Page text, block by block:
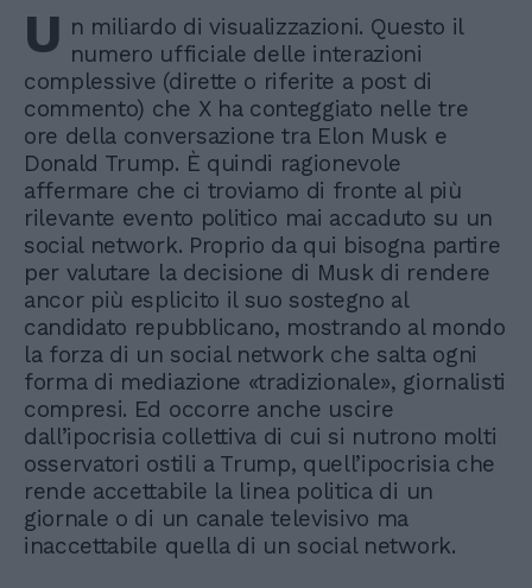
U n miliardo di visualizzazioni. Questo il
numero ufficiale delle interazioni
complessive (dirette o riferite a post di
commento) che X ha conteggiato nelle tre
ore della conversazione tra Elon Musk e
Donald Trump. È quindi ragionevole
affermare che ci troviamo di fronte al più
rilevante evento politico mai accaduto su un
social network. Proprio da qui bisogna partire
per valutare la decisione di Musk di rendere
ancor più esplicito il suo sostegno al
candidato repubblicano, mostrando al mondo
la forza di un social network che salta ogni
forma di mediazione «tradizionale», giornalisti
compresi. Ed occorre anche uscire
dall’ipocrisia collettiva di cui si nutrono molti
osservatori ostili a Trump, quell’ipocrisia che
rende accettabile la linea politica di un
giornale o di un canale televisivo ma
inaccettabile quella di un social network.